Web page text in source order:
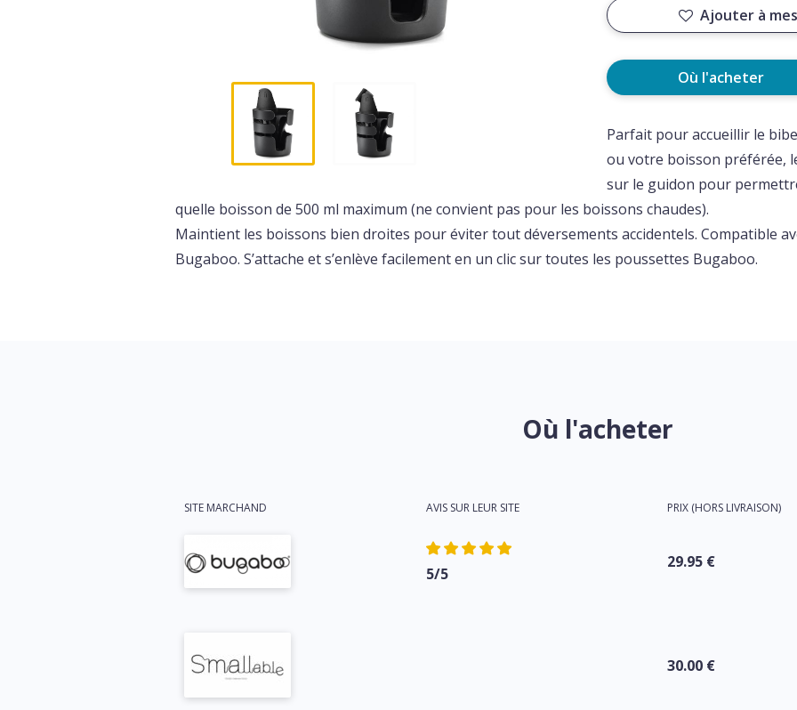
Ajouter à
Où l'acheter
Parfait pour accueillir le
ou votre boisson préférée,
sur le guidon pour
quelle boisson de 500 ml maximum (ne convient pas pour les boissons chaudes).
Maintient les boissons bien droites pour éviter tout déversements accidentels. Compatible
Bugaboo. S’attache et s’enlève facilement en un clic sur toutes les poussettes Bugaboo.
Où l'acheter
SITE MARCHAND AVIS SUR LEUR SITE PRIX (HORS LIVRAISON)
5/5
29.95 €
30.00 €